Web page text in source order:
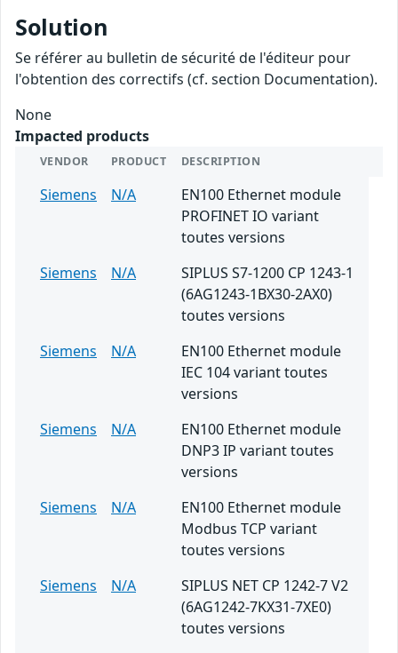
Solution
Se référer au bulletin de sécurité de l'éditeur pour
l'obtention des correctifs (cf. section Documentation).
None
Impacted products
VENDOR PRODUCT DESCRIPTION
Siemens N/A
EN100 Ethernet module
PROFINET IO variant
toutes versions
Siemens
N/A
SIPLUS S7-1200 CP 1243-1
(6AG1243-1BX30-2AX0)
toutes versions
Siemens
N/A
EN100 Ethernet module
IEC 104 variant toutes
versions
Siemens
N/A
EN100 Ethernet module
DNP3 IP variant toutes
versions
Siemens
N/A
EN100 Ethernet module
Modbus TCP variant
toutes versions
Siemens
N/A
SIPLUS NET CP 1242-7 V2
(6AG1242-7KX31-7XE0)
toutes versions